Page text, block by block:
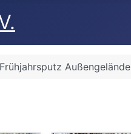
Frühjahrsputz Außengelände